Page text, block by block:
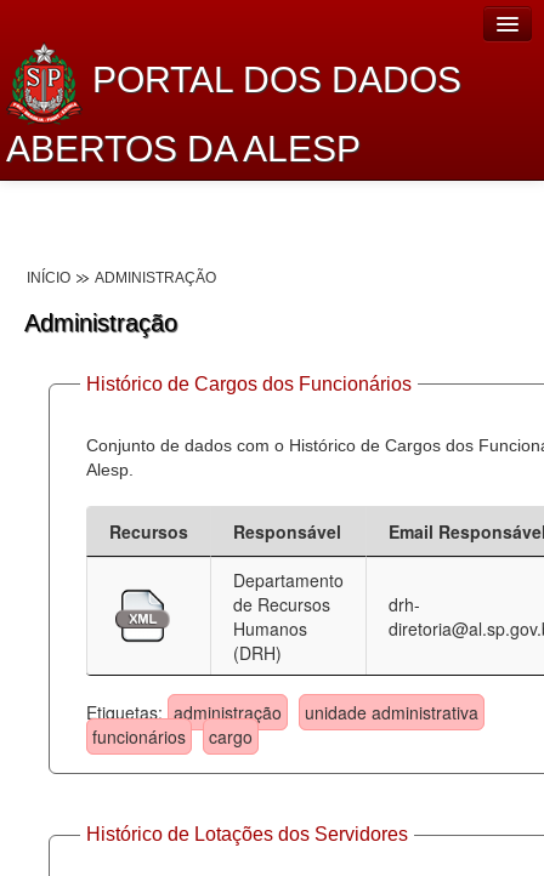
PORTAL DOS DADOS
ABERTOS DA ALESP
Dados Abertos Alesp
Lei de Acesso à Informação
Dados Governamentais Abertos
Planejamento
Catálogo de dados
Processo Legislativo
Administração
Legislação
Agenda
Perguntas frequentes
Contato
INÍCIO ADMINISTRAÇÃO
Administração
Histórico de Cargos dos Funcionários
Conjunto de dados com o Histórico de Cargos dos
Alesp.
Recursos Responsável
Email
Departamento
de Recursos
Humanos
(DRH)
drh-
Etiquetas: administração
unidade administrativa
funcionários
cargo
Histórico de Lotações dos Servidores